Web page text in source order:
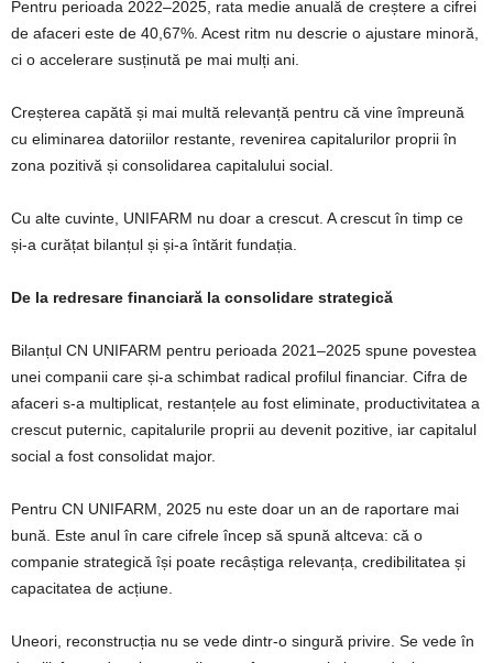
Pentru perioada 2022–2025, rata medie anuală de creștere a cifrei
de afaceri este de 40,67%. Acest ritm nu descrie o ajustare minoră,
ci o accelerare susținută pe mai mulți ani.
Creșterea capătă și mai multă relevanță pentru că vine împreună
cu eliminarea datoriilor restante, revenirea capitalurilor proprii în
zona pozitivă și consolidarea capitalului social.
Cu alte cuvinte, UNIFARM nu doar a crescut. A crescut în timp ce
și-a curățat bilanțul și și-a întărit fundația.
De la redresare financiară la consolidare strategică
Bilanțul CN UNIFARM pentru perioada 2021–2025 spune povestea
unei companii care și-a schimbat radical profilul financiar. Cifra de
afaceri s-a multiplicat, restanțele au fost eliminate, productivitatea a
crescut puternic, capitalurile proprii au devenit pozitive, iar capitalul
social a fost consolidat major.
Pentru CN UNIFARM, 2025 nu este doar un an de raportare mai
bună. Este anul în care cifrele încep să spună altceva: că o
companie strategică își poate recâștiga relevanța, credibilitatea și
capacitatea de acțiune.
Uneori, reconstrucția nu se vede dintr-o singură privire. Se vede în